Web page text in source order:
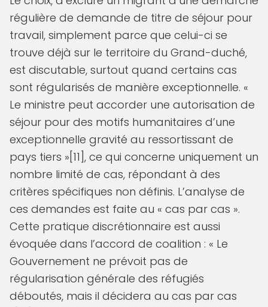
régulière de demande de titre de séjour pour
travail, simplement parce que celui-ci se
trouve déjà sur le territoire du Grand-duché,
est discutable, surtout quand certains cas
sont régularisés de manière exceptionnelle. «
Le ministre peut accorder une autorisation de
séjour pour des motifs humanitaires d’une
exceptionnelle gravité au ressortissant de
pays tiers »[11], ce qui concerne uniquement un
nombre limité de cas, répondant à des
critères spécifiques non définis. L’analyse de
ces demandes est faite au « cas par cas ».
Cette pratique discrétionnaire est aussi
évoquée dans l’accord de coalition : « Le
Gouvernement ne prévoit pas de
régularisation générale des réfugiés
déboutés, mais il décidera au cas par cas